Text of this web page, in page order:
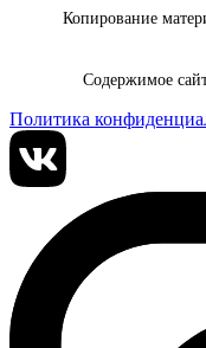
Копирование
Содержимое
Политика